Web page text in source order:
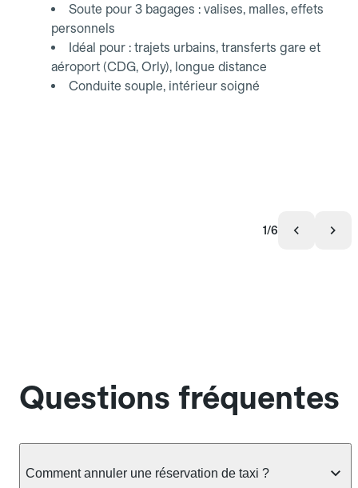
Soute pour 3 bagages : valises, malles, effets
personnels
Idéal pour : trajets urbains, transferts gare et
aéroport (CDG, Orly), longue distance
Conduite souple, intérieur soigné
1/6
Questions fréquentes
Comment annuler une réservation de taxi ?